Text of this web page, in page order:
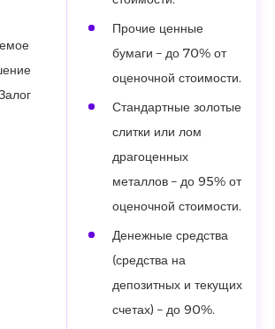
Прочие ценные
бумаги – до 70% от
оценочной стоимости.
Стандартные золотые
слитки или лом
драгоценных
металлов – до 95% от
оценочной стоимости.
Денежные средства
(средства на
депозитных и текущих
счетах) – до 90%.